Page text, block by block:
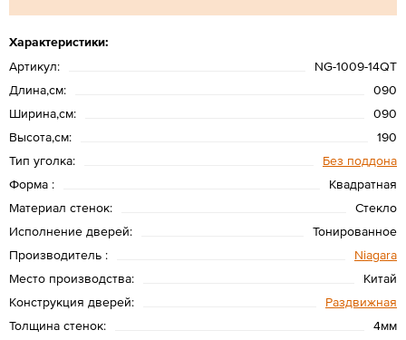
Характеристики:
Артикул:
NG-1009-14QT
Длина,см:
090
Ширина,см:
090
Высота,см:
190
Тип уголка:
Без поддона
Форма :
Квадратная
Материал стенок:
Стекло
Исполнение дверей:
Тонированное
Производитель :
Niagara
Место производства:
Китай
Конструкция дверей:
Раздвижная
Толщина стенок:
4мм